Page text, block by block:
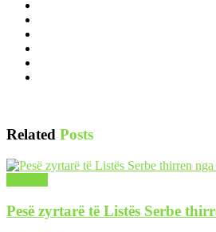
Related Posts
Pesë zyrtarë të Listës Serbe